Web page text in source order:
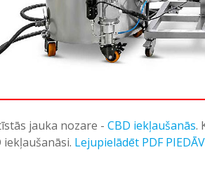
jauka nozare - CBD iekļaušanās.
Lejupielādēt PDF